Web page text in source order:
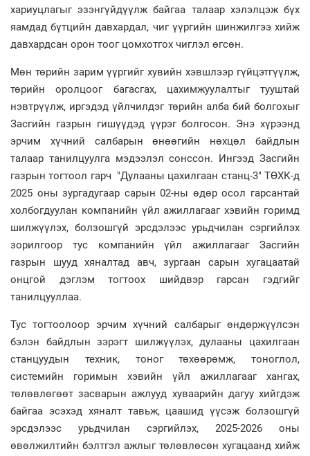
хариуцлагыг эзэнгүйдүүлж байгаа талаар хэлэлцэж бүх
яамдад бүтцийн давхардал, чиг үүргийн шинжилгээ хийж
давхардсан орон тоог цомхотгох чиглэл өгсөн.
Мөн төрийн зарим үүргийг хувийн хэвшлээр гүйцэтгүүлж,
төрийн оролцоог багасгах, цахимжуулалтыг тууштай
нэвтрүүлж, иргэдэд үйлчилдэг төрийн алба бий болгохыг
Засгийн газрын гишүүдэд үүрэг болгосон. Энэ хүрээнд
эрчим хүчний салбарын өнөөгийн нөхцөл байдлын
талаар танилцуулга мэдээлэл сонссон. Ингээд Засгийн
газрын тогтоол гарч "Дулааны цахилгаан станц-3" ТӨХК-д
2025 оны зургадугаар сарын 02-ны өдөр осол гарсантай
холбогдуулан компанийн үйл ажиллагааг хэвийн горимд
шилжүүлэх, болзошгүй эрсдэлээс урьдчилан сэргийлэх
зорилгоор тус компанийн үйл ажиллагааг Засгийн
газрын шууд хяналтад авч, зургаан сарын хугацаатай
онцгой дэглэм тогтоох шийдвэр гарсан гэдгийг
танилцууллаа.
Тус тогтоолоор эрчим хүчний салбарыг өндөржүүлсэн
бэлэн байдлын зэрэгт шилжүүлэх, дулааны цахилгаан
станцуудын техник, тоног төхөөрөмж, тоноглол,
системийн горимын хэвийн үйл ажиллагааг хангах,
төлөвлөгөөт засварын ажлууд хуваарийн дагуу хийгдэж
байгаа эсэхэд хяналт тавьж, цаашид үүсэж болзошгүй
эрсдэлээс урьдчилан сэргийлэх, 2025-2026 оны
өвөлжилтийн бэлтгэл ажлыг төлөвлөсөн хугацаанд хийж